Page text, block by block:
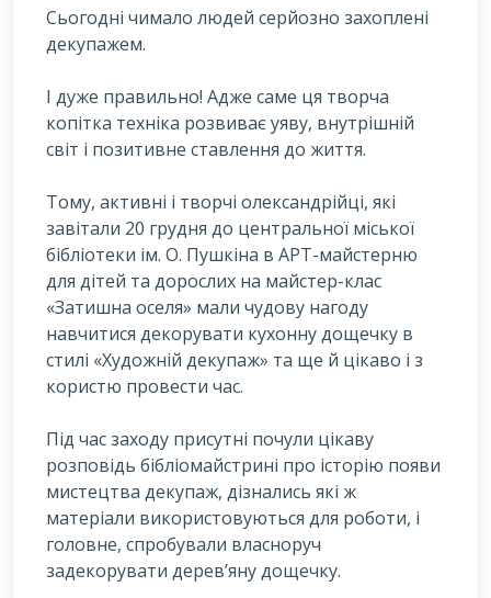
Сьогодні чимало людей серйозно захоплені
декупажем.
І дуже правильно! Адже саме ця творча
копітка техніка розвиває уяву, внутрішній
світ і позитивне ставлення до життя.
Тому, активні і творчі олександрійці, які
завітали 20 грудня до центральної міської
бібліотеки ім. О. Пушкіна в АРТ-майстерню
для дітей та дорослих на майстер-клас
«Затишна оселя» мали чудову нагоду
навчитися декорувати кухонну дощечку в
стилі «Художній декупаж» та ще й цікаво і з
користю провести час.
Під час заходу присутні почули цікаву
розповідь бібліомайстрині про історію появи
мистецтва декупаж, дізнались які ж
матеріали використовуються для роботи, і
головне, спробували власноруч
задекорувати дерев’яну дощечку.